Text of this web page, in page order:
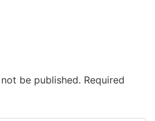
be published. Required